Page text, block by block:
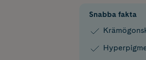
Snabba fakta